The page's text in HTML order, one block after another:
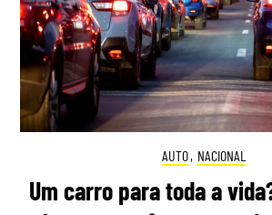
AUTO, NACIONAL
Um carro para toda a